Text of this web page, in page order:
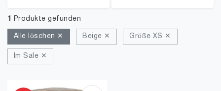
1 Produkte gefunden
Alle löschen ✕ Beige ✕ Größe XS ✕
Im Sale ✕